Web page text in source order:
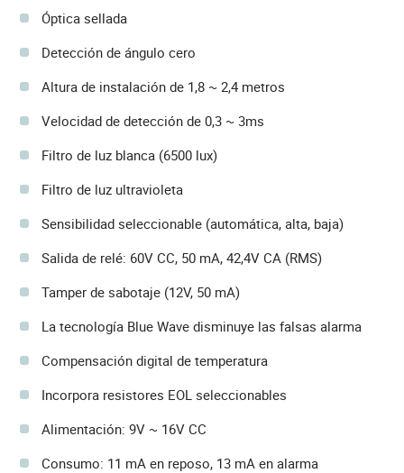
Óptica sellada
Detección de ángulo cero
Altura de instalación de 1,8 ~ 2,4 metros
Velocidad de detección de 0,3 ~ 3ms
Filtro de luz blanca (6500 lux)
Filtro de luz ultravioleta
Sensibilidad seleccionable (automática, alta, baja)
Salida de relé: 60V CC, 50 mA, 42,4V CA (RMS)
Tamper de sabotaje (12V, 50 mA)
La tecnología Blue Wave disminuye las falsas alarma
Compensación digital de temperatura
Incorpora resistores EOL seleccionables
Alimentación: 9V ~ 16V CC
Consumo: 11 mA en reposo, 13 mA en alarma